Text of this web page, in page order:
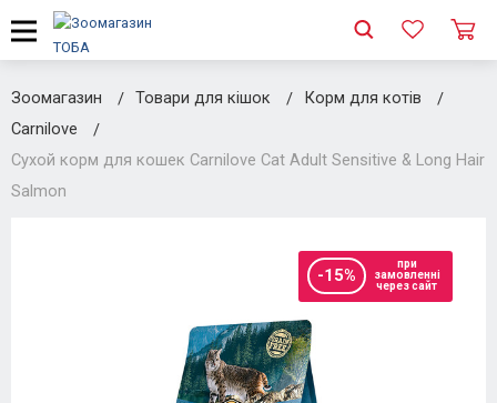
Зоомагазин Товари для кішок
Корм для котів
Carnilove
Сухой корм для кошек Carnilove Cat Adult Sensitive & Long Hair
Salmon
-15%
при
замовленні
через сайт